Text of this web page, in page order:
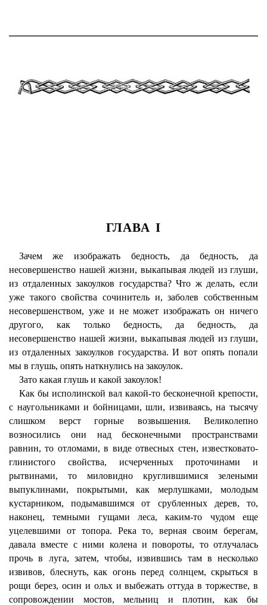
ГЛАВА I
Зачем же изображать бедность, да бедность, да
несовершенство нашей жизни, выкапывая людей из глуши,
из отдаленных закоулков государства? Что ж делать, если
уже такого свойства сочинитель и, заболев собственным
несовершенством, уже и не может изображать он ничего
другого, как только бедность, да бедность, да
несовершенство нашей жизни, выкапывая людей из глуши,
из отдаленных закоулков государства. И вот опять попали
мы в глушь, опять наткнулись на закоулок.
Зато какая глушь и какой закоулок!
Как бы исполинской вал какой-то бесконечной крепости,
с наугольниками и бойницами, шли, извиваясь, на тысячу
слишком верст горные возвышения. Великолепно
возносились они над бесконечными пространствами
равнин, то отломами, в виде отвесных стен, известковато-
глинистого свойства, исчерченных проточинами и
рытвинами, то миловидно круглившимися зелеными
выпуклинами, покрытыми, как мерлушками, молодым
кустарником, подымавшимся от срубленных дерев, то,
наконец, темными гущами леса, каким-то чудом еще
уцелевшими от топора. Река то, верная своим берегам,
давала вместе с ними колена и повороты, то отлучалась
прочь в луга, затем, чтобы, извившись там в несколько
извивов, блеснуть, как огонь перед солнцем, скрыться в
рощи берез, осин и ольх и выбежать оттуда в торжестве, в
сопровождении мостов, мельниц и плотин, как бы